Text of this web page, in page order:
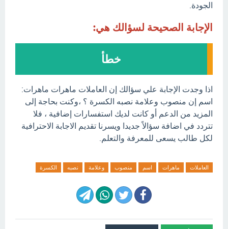
الجودة.
الإجابة الصحيحة لسؤالك هي:
خطأ
اذا وجدت الإجابة علي سؤالك إن العاملات ماهرات ماهرات:
اسم إن منصوب وعلامة نصبه الكسرة ؟ ،وكنت بحاجة إلى
المزيد من الدعم أو كانت لديك استفسارات إضافية ، فلا
تتردد في اضافة سؤالاً جديدا ويسرنا تقديم الاجابة الاحترافية
لكل طالب يسعى للمعرفة والتعلم.
العاملات ماهرات اسم منصوب وعلامة نصبه الكسرة